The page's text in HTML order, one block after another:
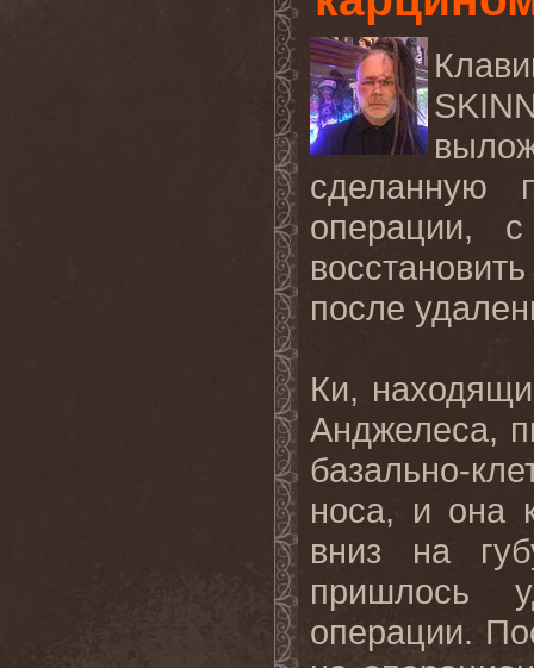
сделанную
операции,
после
Ки,
Анджелеса,
базально-
носа, и она
вниз на
пришлось
операции.